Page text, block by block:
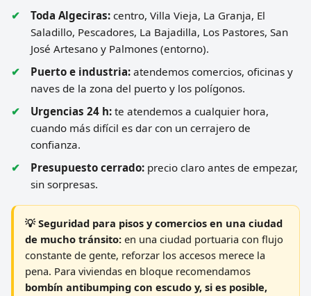
Toda Algeciras: centro, Villa Vieja, La Granja, El
Saladillo, Pescadores, La Bajadilla, Los Pastores, San
José Artesano y Palmones (entorno).
Puerto e industria: atendemos comercios, oficinas y
naves de la zona del puerto y los polígonos.
Urgencias 24 h: te atendemos a cualquier hora,
cuando más difícil es dar con un cerrajero de
confianza.
Presupuesto cerrado: precio claro antes de empezar,
sin sorpresas.
💡 Seguridad para pisos y comercios en una ciudad
de mucho tránsito: en una ciudad portuaria con flujo
constante de gente, reforzar los accesos merece la
pena. Para viviendas en bloque recomendamos
bombín antibumping con escudo y, si es posible,